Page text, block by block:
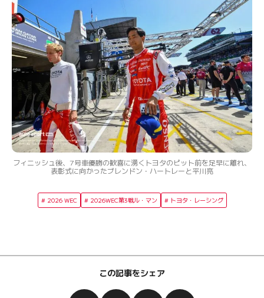
フィニッシュ後、7号車優勝の歓喜に湧くトヨタのピット前を足早に離れ、
表彰式に向かったブレンドン・ハートレーと平川亮
2026 WEC 2026WEC第3戦ル・マン トヨタ・レーシング
この記事をシェア